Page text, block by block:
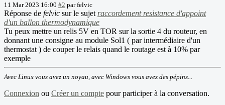
11 Mar 2023 16:00 #2 parfelvic
Réponse de felvic sur le sujet raccordement resistance d'appoint
d'un ballon thermodynamique
Tu peux mettre un relis 5V en TOR sur la sortie 4 du routeur, en
donnant une consigne au module Sol1 ( par intermédiaire d'un
thermostat ) de couper le relais quand le routage est à 10% par
exemple
Avec Linux vous avez un noyau, avec Windows vous avez des pépins...
Connexion ou Créer un compte pour participer à la conversation.